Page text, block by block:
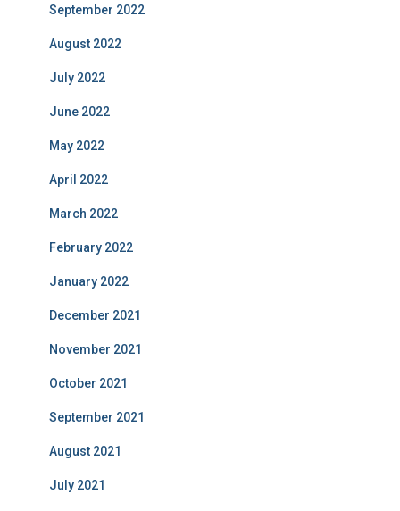
September 2022
August 2022
July 2022
June 2022
May 2022
April 2022
March 2022
February 2022
January 2022
December 2021
November 2021
October 2021
September 2021
August 2021
July 2021